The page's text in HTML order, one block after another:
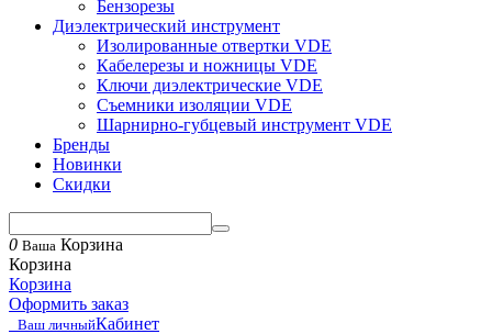
Бензорезы
Диэлектрический инструмент
Изолированные отвертки VDE
Кабелерезы и ножницы VDE
Ключи диэлектрические VDE
Съемники изоляции VDE
Шарнирно-губцевый инструмент VDE
Бренды
Новинки
Скидки
0 Ваша Корзина
Корзина
Корзина
Оформить заказ
Ваш личныйКабинет